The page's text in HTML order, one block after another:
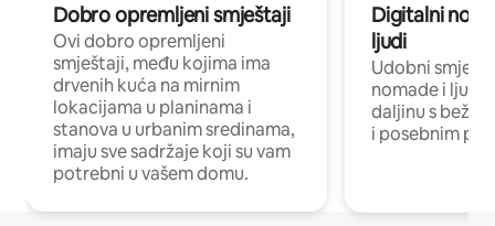
Dobro opremljeni smještaji
Ovi dobro opremljeni
smještaji, među kojima ima
drvenih kuća na mirnim
lokacijama u planinama i
stanova u urbanim sredinama,
imaju sve sadržaje koji su vam
potrebni u vašem domu.
Digitalni
ljudi
Udobni
nomade i ljude
daljinu s
i posebnim